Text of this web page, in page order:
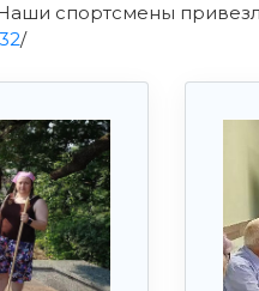
спортсмены
/